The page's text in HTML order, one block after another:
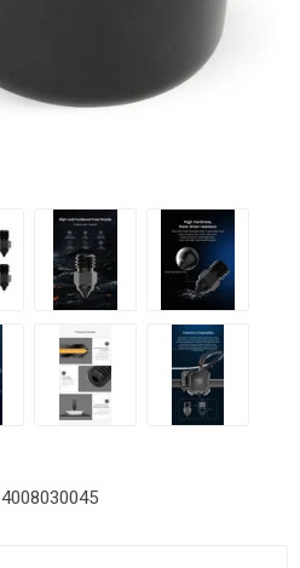
4008030045